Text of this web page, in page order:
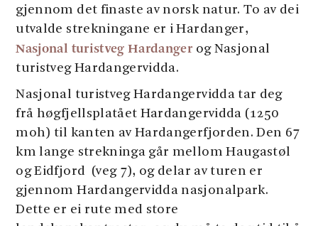
gjennom det finaste av norsk natur. To av dei
utvalde strekningane er i Hardanger,
Nasjonal turistveg Hardanger og Nasjonal
turistveg Hardangervidda.
Nasjonal turistveg Hardangervidda tar deg
frå høgfjellsplatået Hardangervidda (1250
moh) til kanten av Hardangerfjorden. Den 67
km lange strekninga går mellom Haugastøl
og Eidfjord (veg 7), og delar av turen er
gjennom Hardangervidda nasjonalpark.
Dette er ei rute med store